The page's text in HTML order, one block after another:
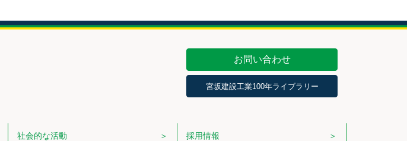
お問い合わせ
宮坂建設工業100年ライブラリー
社会的な活動 採用情報